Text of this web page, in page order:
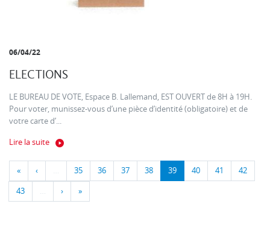
06/04/22
ELECTIONS
LE BUREAU DE VOTE, Espace B. Lallemand, EST OUVERT de 8H à 19H.
Pour voter, munissez-vous d’une pièce d’identité (obligatoire) et de
votre carte d’...
Lire la suite
« ‹ … 35 36 37 38 39 40 41 42
43 … › »